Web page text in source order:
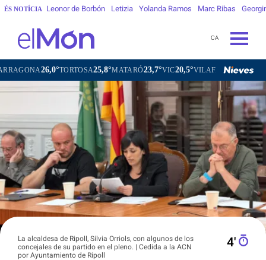
ÉS NOTÍCIA Leonor de Borbón Letizia Yolanda Ramos Marc Ribas
CA
26,0°TORTOSA25,8°MATARÓ23,7°VIC20,5°VILAFRANCA DEL PENEDÈS
La alcaldesa de Ripoll, Sílvia Orriols, con algunos de los
concejales de su partido en el pleno. | Cedida a la ACN
por Ayuntamiento de Ripoll
4′